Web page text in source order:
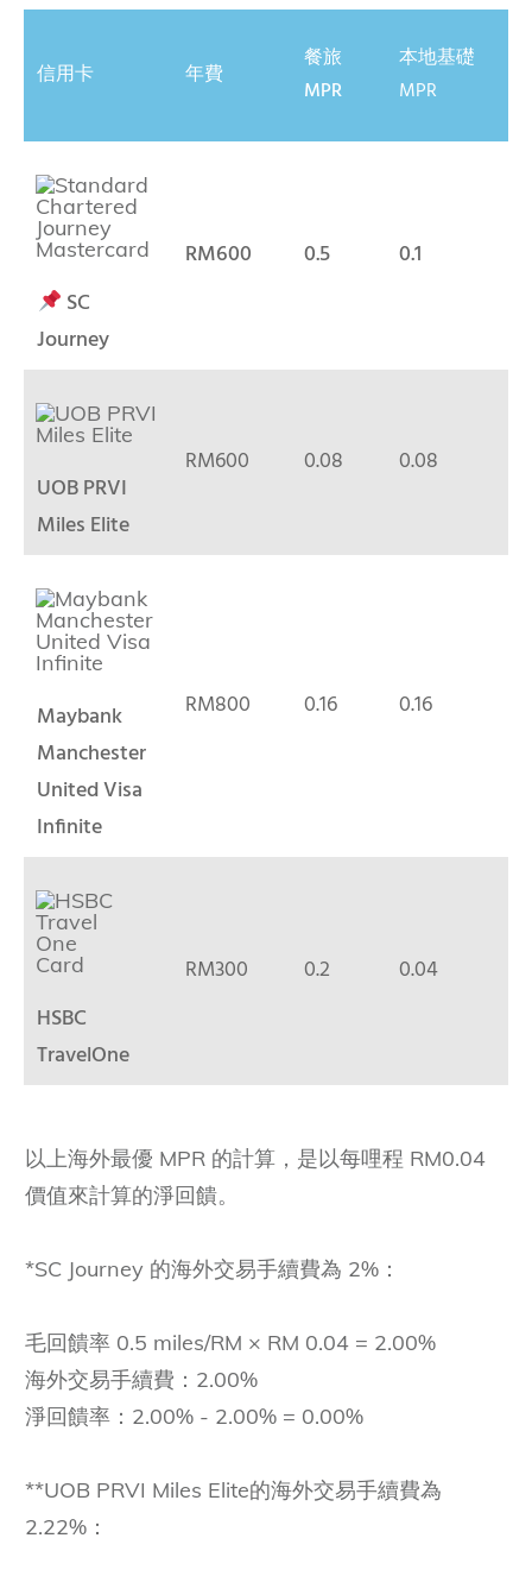
信用卡 年費
餐旅
MPR
本地基礎
MPR
SC
Journey
RM600 0.5 0.1
UOB PRVI
Miles Elite
RM600 0.08 0.08
Maybank
Manchester
United Visa
Infinite
RM800 0.16 0.16
HSBC
TravelOne
RM300 0.2 0.04
以上海外最優 MPR 的計算，是以每哩程 RM0.04
價值來計算的淨回饋。
*SC Journey 的海外交易手續費為 2%：
毛回饋率 0.5 miles/RM × RM 0.04 = 2.00%
海外交易手續費：2.00%
淨回饋率：2.00% - 2.00% = 0.00%
**UOB PRVI Miles Elite的海外交易手續費為
2.22%：